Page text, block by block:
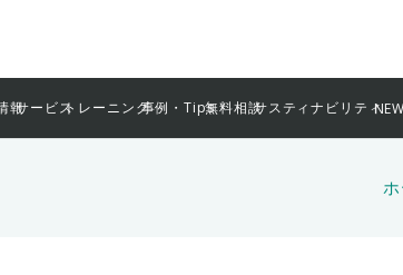
報サービストレーニング事例・Tips無料相談サスティナビリティ